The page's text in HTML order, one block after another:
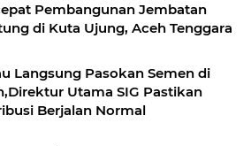
Pembangunan Jembatan
di Kuta Ujung, Aceh Tenggara
Langsung Pasokan Semen di
Utama SIG Pastikan
Berjalan Normal